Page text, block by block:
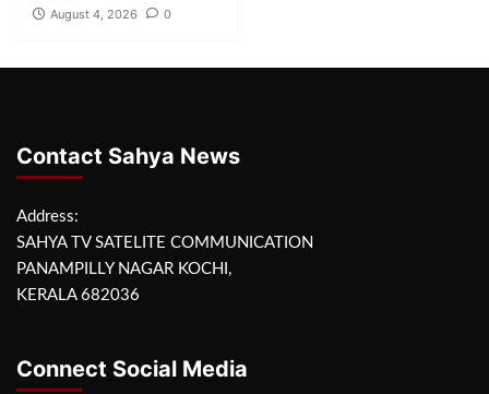
August 4, 2026 0
Contact Sahya News
Address:
SAHYA TV SATELITE COMMUNICATION
PANAMPILLY NAGAR KOCHI,
KERALA 682036
Connect Social Media